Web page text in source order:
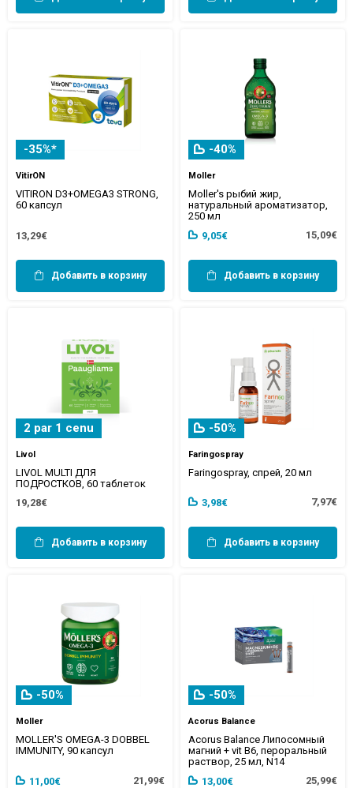
-35%*
VitirON
VITIRON D3+OMEGA3 STRONG,
60 капсул
13,29€
Добавить в корзину
-40%
Moller
Moller's рыбий жир,
натуральный ароматизатор,
250 мл
9,05€
15,09€
Добавить в корзину
2 par 1 cenu
Livol
LIVOL MULTI ДЛЯ
ПОДРОСТКОВ, 60 таблеток
19,28€
Добавить в корзину
-50%
Faringospray
Faringospray, спрей, 20 мл
3,98€ 7,97€
Добавить в корзину
-50%
Moller
MOLLER'S OMEGA-3 DOBBEL
IMMUNITY, 90 капсул
11,00€ 21,99€
-50%
Acorus Balance
Acorus Balance Липосомный
магний + vit B6, пероральный
раствор, 25 мл, N14
13,00€
25,99€